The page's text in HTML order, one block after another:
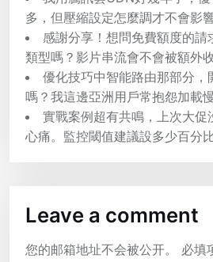
多，但壓縮設定怎麼調才不會影
感謝分享！想問免費額度的請
類型嗎？影片串流會不會被額外
優化技巧中智能路由那部分，
嗎？我這邊亞洲用戶常抱怨加載慢
實戰案例超有共鳴，上次大促
心痛。監控閾值建議設多少百分
Leave a comment
您的邮箱地址不会被公开。 必填